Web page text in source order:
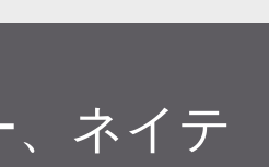
、ネイテ